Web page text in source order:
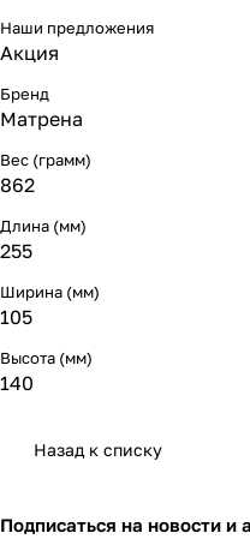
Наши предложения
Акция
Бренд
Матрена
Вес (грамм)
862
Длина (мм)
255
Ширина (мм)
105
Высота (мм)
140
Назад к списку
Подписаться на новости и